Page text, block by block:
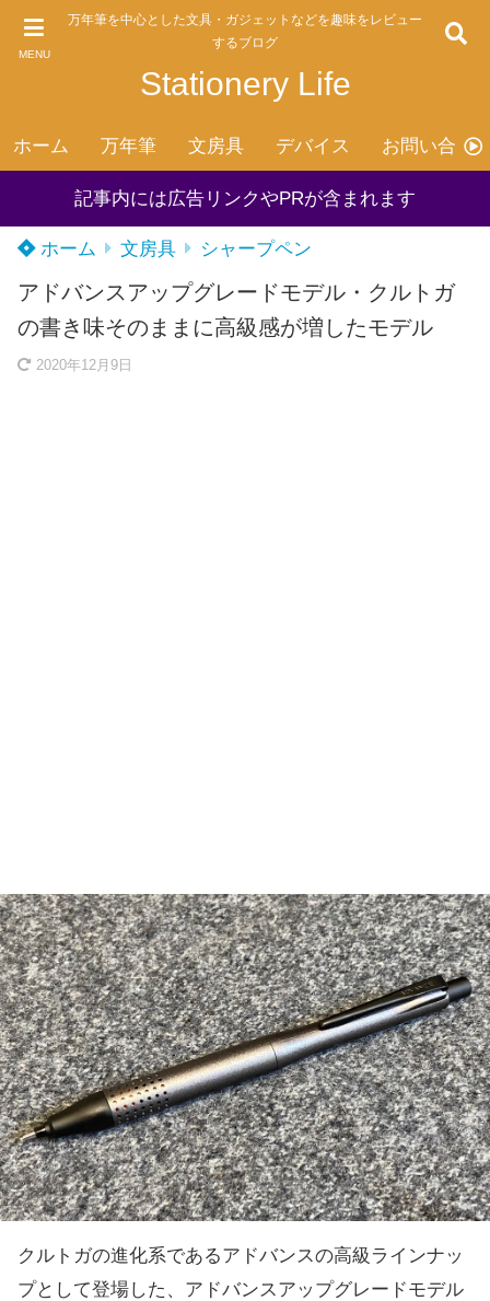
MENU
万年筆を中心とした文具・ガジェットなどを趣味をレビュー
するブログ
Stationery Life
ホーム 万年筆 文房具 デバイス お問い合わ
記事内には広告リンクやPRが含まれます
ホーム 文房具 シャープペン
アドバンスアップグレードモデル・クルトガ
の書き味そのままに高級感が増したモデル
2020年12月9日
クルトガの進化系であるアドバンスの高級ラインナッ
プとして登場した、アドバンスアップグレードモデル